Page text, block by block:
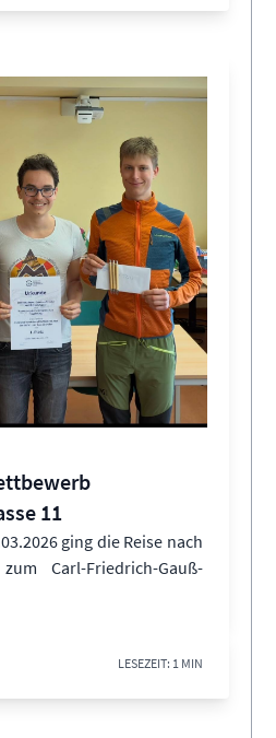
11
ging die Reise nach
Carl-Friedrich-Gauß-
LESEZEIT: 1 MIN